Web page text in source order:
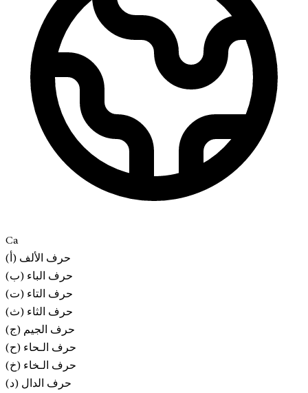
Ca
(أ) حرف الألف
(ب) حرف الباء
(ت) حرف التاء
(ث) حرف الثاء
(ج) حرف الجيم
(ح) حرف الـحاء
(خ) حرف الـخاء
(د) حرف الدال